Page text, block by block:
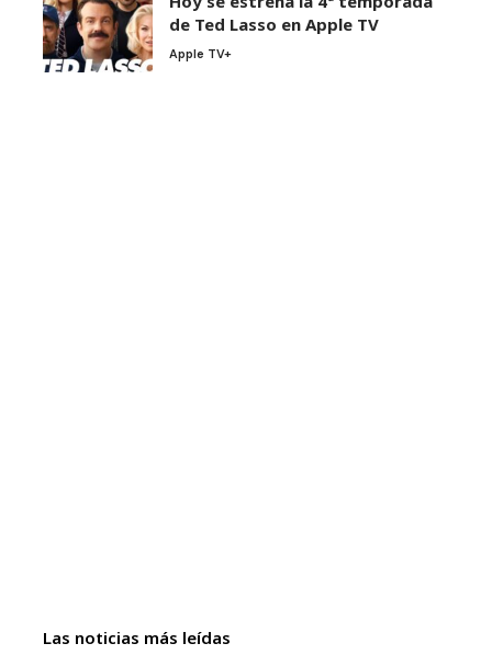
de Ted Lasso en Apple TV
Apple TV+
Las noticias más leídas